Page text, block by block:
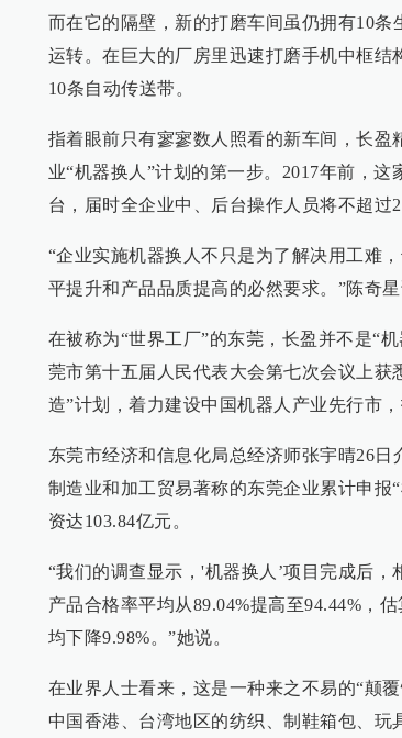
而在它的隔壁，新的打磨车间虽仍拥有10
运转。在巨大的厂房里迅速打磨手机中框
10条自动传送带。
指着眼前只有寥寥数人照看的新车间，长
业“机器换人”计划的第一步。2017年前，
台，届时全企业中、后台操作人员将不超过
“企业实施机器换人不只是为了解决用工难
平提升和产品品质提高的必然要求。”陈奇星
在被称为“世界工厂”的东莞，长盈并不是“
莞市第十五届人民代表大会第七次会议上获
造”计划，着力建设中国机器人产业先行市
东莞市经济和信息化局总经济师张宇晴26日
制造业和加工贸易著称的东莞企业累计申报
资达103.84亿元。
“我们的调查显示，'机器换人’项目完成后，
产品合格率平均从89.04%提高至94.44%，
均下降9.98%。”她说。
在业界人士看来，这是一种来之不易的“颠
中国香港、台湾地区的纺织、制鞋箱包、玩